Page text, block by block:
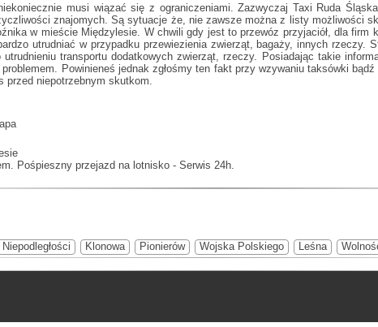
musi wiązać się z ograniczeniami. Zazwyczaj Taxi Ruda
znajomych. Są sytuacje że, nie zawsze można z listy możliwości
w mieście Międzylesie. W chwili gdy jest to przewóz przyjaciół, dla
utrudniać w przypadku przewiezienia zwierząt, bagaży, innych rzeczy.
transportu dodatkowych zwierząt, rzeczy. Posiadając takie
Powinieneś jednak zgłośmy ten fakt przy wzywaniu taksówki
niepotrzebnym skutkom.
Pośpieszny przejazd na lotnisko - Serwis 24h.
Klonowa Pionierów Wojska Polskiego Leśna